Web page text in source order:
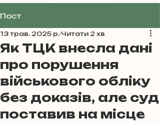
Реклама
Пост
Як ТЦК внесла дані
про порушення
військового обліку
без доказів, але суд
поставив на місце
13 трав. 2025 р. Читати 2 хв